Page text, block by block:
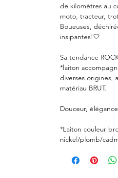
de kilomètres au
moto, tracteur,
Boueuses,
insipantes!🤍
Sa tendance
*laiton
diverses origines,
matériau BRUT.
Douceur,
*Laiton couleur
nickel/plomb/